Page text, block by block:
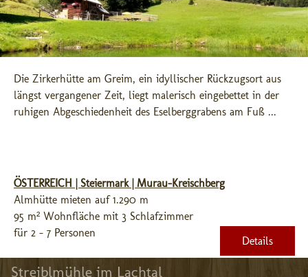
Die Zirkerhütte am Greim, ein idyllischer Rückzugsort aus
längst vergangener Zeit, liegt malerisch eingebettet in der
ruhigen Abgeschiedenheit des Eselberggrabens am Fuß ...
ÖSTERREICH | Steiermark | Murau-Kreischberg
Almhütte mieten auf 1.290 m
95 m² Wohnfläche mit 3 Schlafzimmer
für 2 - 7 Personen
Details
Streiblmühle im Lachtal